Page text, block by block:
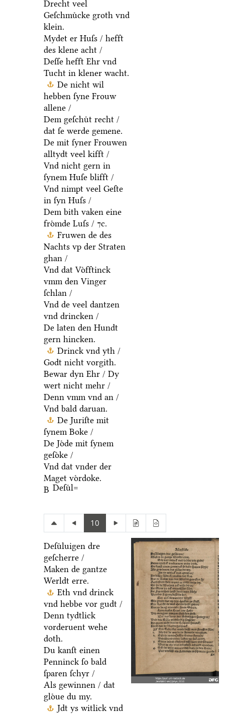
Drecht veel
Geſchmuͤcke groth vnd
klein.
Mydet er Huſs / hefft
des klene acht /
Deſſe hefft Ehr vnd
Tucht in klener wacht.
De nicht wil
hebben ſyne Frouw
allene /
Dem geſchuͤt recht /
dat ſe werde gemene.
De mit ſyner Frouwen
alltydt veel kifft /
Vnd nicht gern in
ſynem Huſe blifft /
Vnd nimpt veel Geſte
in ſyn Huſs /
Dem bith vaken eine
froͤmde Luſs / ⁊c.
Fruwen de des
Nachts vp der Straten
ghan /
Vnd dat Voͤfftinck
vmm den Vinger
ſchlan /
Vnd de veel dantzen
vnd drincken /
De laten den Hundt
gern hincken.
Drinck vnd yth /
Godt nicht vorgith.
Bewar dyn Ehr / Dy
wert nicht mehr /
Denn vmm vnd an /
Vnd bald daruan.
De Juriſte mit
ſynem Boke /
De Joͤde mit ſynem
geſoͤke /
Vnd dat vnder der
Maget voͤrdoke.
B Deſuͤl=
10
Deſuͤluigen dre
geſcherre /
Maken de gantze
Werldt erre.
Eth vnd drinck
vnd hebbe vor gudt /
Denn tydtlick
vorderuent wehe
doth.
Du kanſt einen
Penninck ſo bald
ſparen ſchyr /
Als gewinnen / dat
gloͤue du my.
Jdt ys witlick vnd